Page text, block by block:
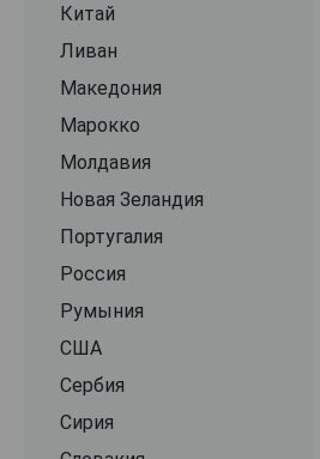
Китай
Ливан
Македония
Марокко
Молдавия
Новая Зеландия
Португалия
Россия
Румыния
США
Сербия
Сирия